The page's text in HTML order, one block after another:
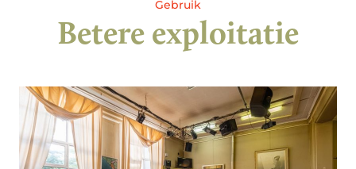
Gebruik
Betere exploitatie